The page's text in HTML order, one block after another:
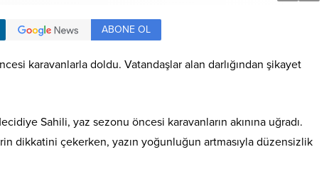
ABONE OL
karavanlarla doldu. Vatandaşlar alan darlığından şikayet
Sahili, yaz sezonu öncesi karavanların akınına uğradı.
dikkatini çekerken, yazın yoğunluğun artmasıyla düzensizlik